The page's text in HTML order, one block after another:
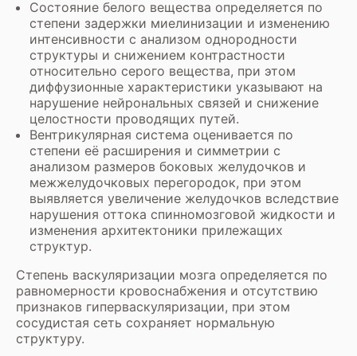
Состояние белого вещества определяется по
степени задержки миелинизации и изменению
интенсивности с анализом однородности
структуры и снижением контрастности
относительно серого вещества, при этом
диффузионные характеристики указывают на
нарушение нейрональных связей и снижение
целостности проводящих путей.
Вентрикулярная система оценивается по
степени её расширения и симметрии с
анализом размеров боковых желудочков и
межжелудочковых перегородок, при этом
выявляется увеличение желудочков вследствие
нарушения оттока спинномозговой жидкости и
изменения архитектоники прилежащих
структур.
Степень васкуляризации мозга определяется по
равномерности кровоснабжения и отсутствию
признаков гиперваскуляризации, при этом
сосудистая сеть сохраняет нормальную
структуру.